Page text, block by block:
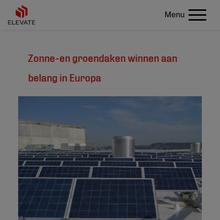
Menu
Zonne-en groendaken winnen aan
belang in Europa